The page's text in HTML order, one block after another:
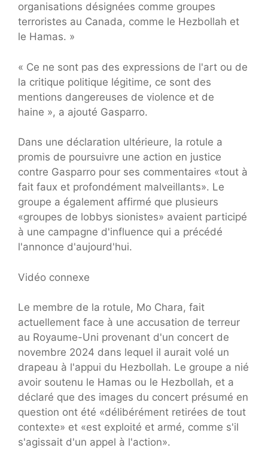
organisations désignées comme groupes
terroristes au Canada, comme le Hezbollah et
le Hamas. »
« Ce ne sont pas des expressions de l'art ou de
la critique politique légitime, ce sont des
mentions dangereuses de violence et de
haine », a ajouté Gasparro.
Dans une déclaration ultérieure, la rotule a
promis de poursuivre une action en justice
contre Gasparro pour ses commentaires «tout à
fait faux et profondément malveillants». Le
groupe a également affirmé que plusieurs
«groupes de lobbys sionistes» avaient participé
à une campagne d'influence qui a précédé
l'annonce d'aujourd'hui.
Vidéo connexe
Le membre de la rotule, Mo Chara, fait
actuellement face à une accusation de terreur
au Royaume-Uni provenant d'un concert de
novembre 2024 dans lequel il aurait volé un
drapeau à l'appui du Hezbollah. Le groupe a nié
avoir soutenu le Hamas ou le Hezbollah, et a
déclaré que des images du concert présumé en
question ont été «délibérément retirées de tout
contexte» et «est exploité et armé, comme s'il
s'agissait d'un appel à l'action».